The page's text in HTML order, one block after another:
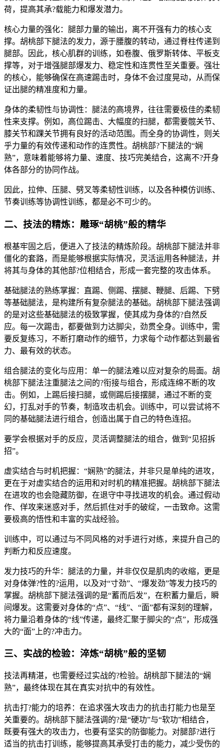
荷，提高其承?载能力和爆发潜力。
核心力量的强化：腿部力量的输出，离不开强有力的核心支
撑。胡桃部下腿法的发力，源于腰腹的转动，通过脊柱传递到
腿部。因此，核心肌群的训练，如卷腹、俄罗斯转体、平板支
撑等，对于增强腿部爆发力、稳定性和连贯性至关重要。强壮
的核心，能够确保在高速踢击时，身体不会过度晃动，从而保
证出腿的精准度和力量。
身体的柔韧性与协调性：腿法的高境界，往往需要极佳的柔韧
性来支撑。例如，高位踢击、大幅度的扫腿，都需要髋关节、
膝关节和踝关节拥有良好的活动范围。而全身的协调性，则关
乎力量的有效传递和动作的连贯性。胡桃部?下腿法的“娴
熟”，意味着能够将力量、速度、技巧完美结合，这离不?开身
体各部分的协同作战。
因此，拉伸、压腿、劈叉等柔韧性训练，以及各种模仿训练、
节奏训练等协调性训练，都是必不可少的。
二、技法的精炼：雕琢“胡桃”般的精华
根基牢固之后，便进入了技法的精炼阶段。胡桃部下腿法并非
僵化的套路，而是能够根据实际情况，灵活运用各种腿法，并
将其与身体的其他部?位相结合，形成一套完整的攻击体系。
基础腿法的熟练掌握：直踢、侧踢、摆腿、鞭腿、后踢、下劈
等基础腿法，是构建所有复杂腿法的基础。胡桃部下腿法强调
的是对这些基础腿法的极致掌握，使其成为身体的?自然反
应。每一次踢击，都要做到力达脚尖，劲贯全身。训练中，需
要反复练习，不断打磨动作的细节，力求每个动作都达到最省
力、最有效的状态。
组合腿法的变化与应用：单一的腿法难以应对复杂的局面。胡
桃部下腿法注重腿法之间的?衔接与组合，形成连绵不断的攻
击。例如，上踢后接扫腿，或侧踢后接摆腿，通过不断的变
幻，打乱对手的节奏，制造攻击机会。训练中，可以尝试将不
同的基础腿法进行组合，创造出属于自己的特色连招。
要学会根据对手的反应，灵活调整腿法的组合，做到“见招拆
招”。
虚实结合与时机把握：“娴熟”的腿法，并非只是单纯的进攻，
更在于对虚实结合的运用和对时机的精准把握。胡桃部下腿法
在进攻的也会隐藏防御，在退守中寻找进攻的机会。通过假动
作、佯攻来迷惑对手，然后抓住对手的破绽，一击致命。这需
要极高的悟性和丰富的实战经验。
训练中，可以通过与不同风格的对手进行对练，来提升自己的
判断力和反应速度。
发力技巧的升华：腿法的力量，并非仅仅是肌肉的收缩，更是
对身体弹?性的?运用，以及对“寸劲”、“爆发劲”等发力技巧的
掌握。胡桃部下腿法强调的是“蓄而后发”，在积蓄力量后，瞬
间爆发。这需要对身体的“点”、“线”、“面”都有深刻的理解，
将力量沿着身体的“线”传递，最终汇聚于脚尖的“点”，形成强
大的“面”上的?冲击力。
三、实战的检验：淬炼“胡桃”般的坚韧
技法再精湛，也需要经过实战的?检验。胡桃部下腿法的“娴
熟”，最终体现在其在真实对抗中的有效性。
抗击打?能力的培养：在追求强大攻击力的抗击打能力也是至
关重要的。胡桃部下腿法强调的?是“硬功”与“软功”相结合，
既要有强大的攻击力，也要有坚实的防御能力。对腿部?进行
适当的抗击打训练，能够提高其承受打击的能力，减少受伤的